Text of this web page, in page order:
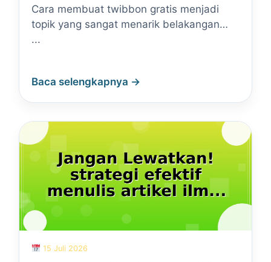
Cara membuat twibbon gratis menjadi
topik yang sangat menarik belakangan…
...
Baca selengkapnya →
15 Juli 2026